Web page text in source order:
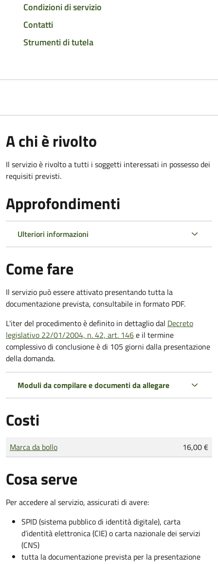
Condizioni di servizio
Contatti
Strumenti di tutela
A chi è rivolto
Il servizio è rivolto a tutti i soggetti interessati in possesso dei
requisiti previsti.
Approfondimenti
Ulteriori informazioni
Come fare
Il servizio può essere attivato presentando tutta la
documentazione prevista, consultabile in formato PDF.
L'iter del procedimento è definito in dettaglio dal Decreto
legislativo 22/01/2004, n. 42, art. 146e il termine
complessivo di conclusione è di 105 giorni dalla presentazione
della domanda.
Moduli da compilare e documenti da allegare
Costi
Tipo di pagamento
Importo
Marca da bollo 16,00 €
Cosa serve
Per accedere al servizio, assicurati di avere:
SPID (sistema pubblico di identità digitale), carta
d’identità elettronica (CIE) o carta nazionale dei servizi
(CNS)
tutta la documentazione prevista per la presentazione